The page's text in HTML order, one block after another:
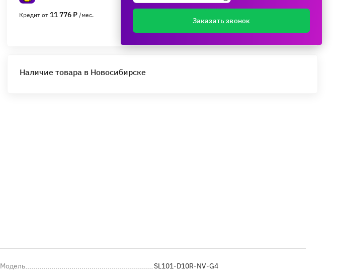
Кредит от 11 776 ₽ /мес.
Поделиться
Наличие товара в Новосибирске
Модель
SL101-D10R-NV-G4
Заказать звонок